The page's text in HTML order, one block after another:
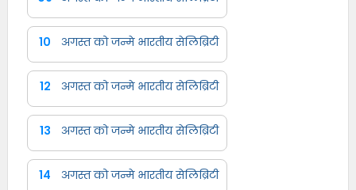
10 अगस्त को जन्मे भारतीय सेलिब्रिटी
12 अगस्त को जन्मे भारतीय सेलिब्रिटी
13 अगस्त को जन्मे भारतीय सेलिब्रिटी
14 अगस्त को जन्मे भारतीय सेलिब्रिटी